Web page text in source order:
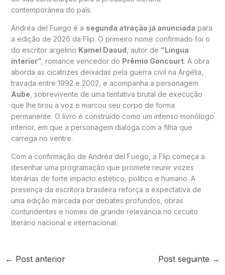
contemporânea do país.
Andréa del Fuego é a segunda atração já anunciada para
a edição de 2026 da Flip. O primeiro nome confirmado foi o
do escritor argelino Kamel Daoud , autor de “Língua
interior”, romance vencedor do Prêmio Goncourt. A obra
aborda as cicatrizes deixadas pela guerra civil na Argélia,
travada entre 1992 e 2002, e acompanha a personagem
Aube , sobrevivente de uma tentativa brutal de execução
que lhe tirou a voz e marcou seu corpo de forma
permanente. O livro é construído como um intenso monólogo
interior, em que a personagem dialoga com a filha que
carrega no ventre.
Com a confirmação de Andréa del Fuego, a Flip começa a
desenhar uma programação que promete reunir vozes
literárias de forte impacto estético, político e humano. A
presença da escritora brasileira reforça a expectativa de
uma edição marcada por debates profundos, obras
contundentes e nomes de grande relevância no circuito
literário nacional e internacional.
← Post anterior Post seguinte →